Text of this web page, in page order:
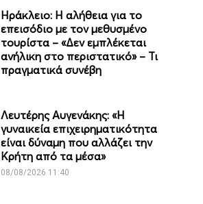
Ηράκλειο: Η αλήθεια για το
επεισόδιο με τον μεθυσμένο
τουρίστα – «Δεν εμπλέκεται
ανήλικη στο περιστατικό» – Τι
πραγματικά συνέβη
Λευτέρης Αυγενάκης: «Η
γυναικεία επιχειρηματικότητα
είναι δύναμη που αλλάζει την
Κρήτη από τα μέσα»
08/08/2026 11:40